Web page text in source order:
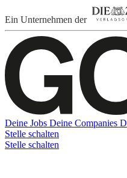
Ein Unternehmen der
Deine Jobs Deine Companies
Stelle schalten
Stelle schalten